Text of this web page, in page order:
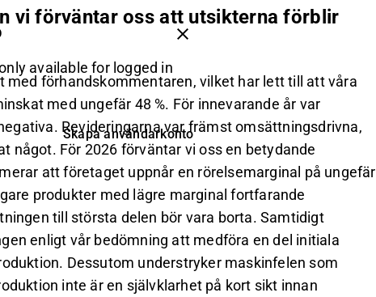
vi förväntar oss att utsikterna förblir
med förhandskommentaren, vilket har lett till att våra
med ungefär 48 %. För innevarande år var
Revideringarna var främst omsättningsdrivna,
något. För 2026 förväntar vi oss en betydande
att företaget uppnår en rörelsemarginal på ungefär
produkter med lägre marginal fortfarande
till största delen bör vara borta. Samtidigt
enligt vår bedömning att medföra en del initiala
Dessutom understryker maskinfelen som
inte är en självklarhet på kort sikt innan
available for logged in
Skapa användarkonto